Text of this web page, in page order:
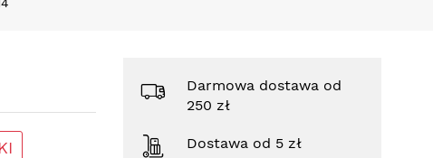
Darmowa dostawa od
250 zł
Dostawa od 5 zł